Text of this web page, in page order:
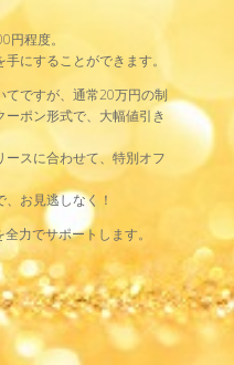
程度。
にすることができます。
てですが、通常20万円の制
ーポン形式で、大幅値引き
スに合わせて、特別オフ
お見逃しなく！
力でサポートします。